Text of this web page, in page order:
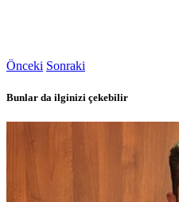
Önceki Sonraki
Bunlar da ilginizi çekebilir